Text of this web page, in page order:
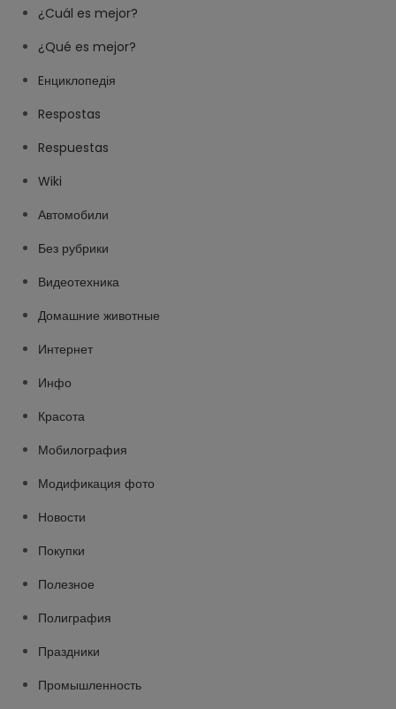
¿Cuál es mejor?
¿Qué es mejor?
Eнциклопедія
Respostas
Respuestas
Wiki
Автомобили
Без рубрики
Видеотехника
Домашние животные
Интернет
Инфо
Красота
Мобилография
Модификация фото
Новости
Покупки
Полезное
Полиграфия
Праздники
Промышленность